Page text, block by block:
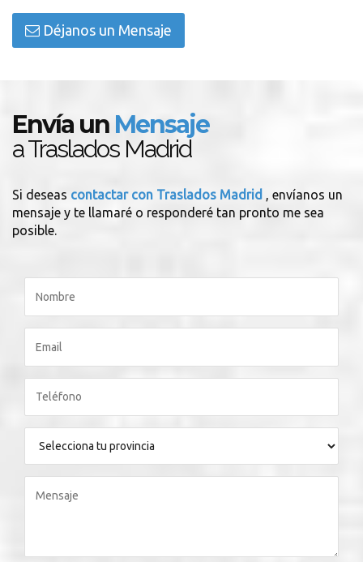
Déjanos un Mensaje
Envía un Mensaje
a Traslados Madrid
Si deseas contactar con Traslados Madrid , envíanos un
mensaje y te llamaré o responderé tan pronto me sea
posible.